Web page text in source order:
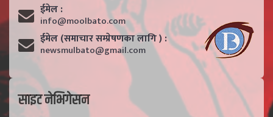
ईमेल :
info@moolbato.com
ईमेल (समाचार सम्प्रेषणका लागि ) :
newsmulbato@gmail.com
साइट नेभिगेसन